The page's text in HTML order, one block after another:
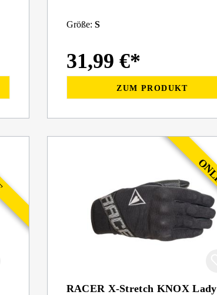
Größe: S
31,99 €*
ZUM PRODUKT
RACER X-Stretch KNOX Lady